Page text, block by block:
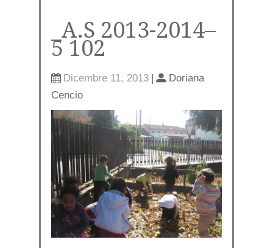
_A.S 2013-2014–
5 102
Dicembre 11, 2013 |
Doriana
Cencio